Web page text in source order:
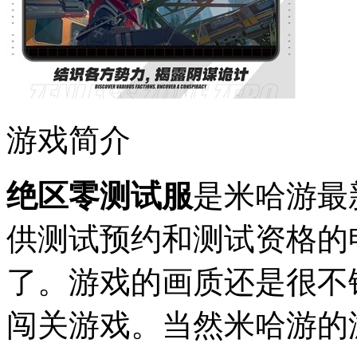
游戏简介
绝区零测试服是米哈游
供测试预约和测试资格
了。游戏的画质还是很
闯关游戏。当然米哈游